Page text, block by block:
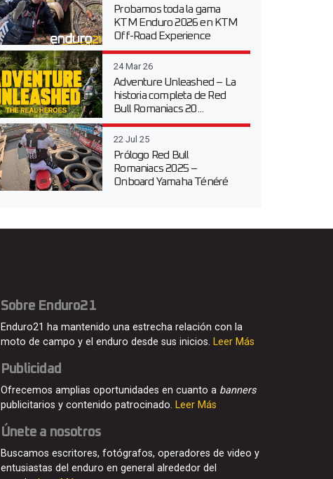
Probamos toda la gama
KTM Enduro 2026 en KTM
Off-Road Experience
24 Mar 26
Adventure Unleashed – La
historia completa de Red
Bull Romaniacs 20...
22 Jul 25
Prólogo Red Bull
Romaniacs 2025 –
Onboard Yamaha Ténéré
Sobre Enduro21
Enduro21 ha mantenido una estrecha relación con la
moto de campo y el enduro desde sus inicios. Leer Más
Publicidad
Ofrecemos amplias oportunidades en cuanto a banners
publicitarios y contenido patrocinado. Leer Más
Únete a nosotros
Buscamos escritores, fotógrafos, operadores de video y
entusiastas del enduro en general alrededor del